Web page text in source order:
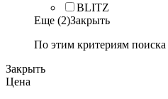
BLITZ
Еще (2)Закрыть
По этим критериям
Закрыть
Цена